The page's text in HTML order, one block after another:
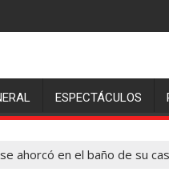
ESPECTÁCULOS
ahorcó en el baño de su